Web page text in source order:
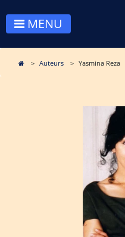
MENU
Auteurs Yasmina Reza